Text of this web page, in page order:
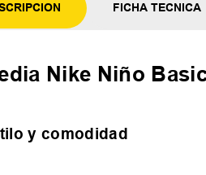
FICHA TECNICA
Nike Niño
y comodidad